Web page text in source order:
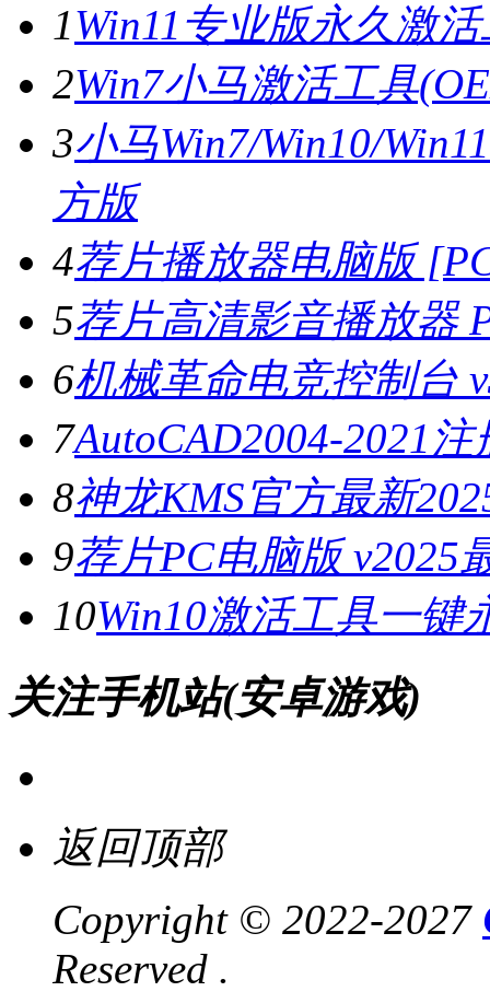
1Win11专业版永久激
2Win7小马激活工具
3小马Win7/Win10/
方版
4荐片播放器电脑版
5荐片高清影音播放器
6机械革命电竞控制台
7AutoCAD2004-2021
8神龙KMS官方最新
9荐片PC电脑版 v2025
10Win10激活工具一键
关注手机站(安卓游戏)
返回顶部
Copyright © 2022-2027
Reserved .